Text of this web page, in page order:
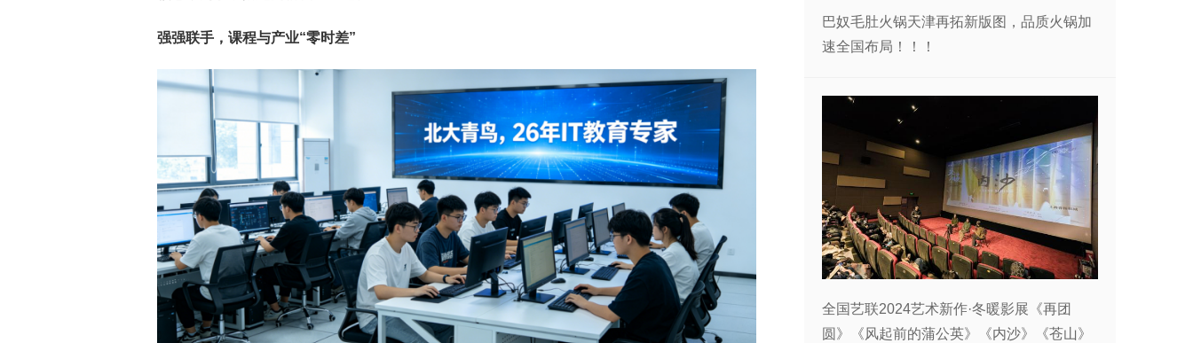
强强联手，课程与产业“零时差”
巴奴毛肚火锅天津再拓新版图，品质火锅加
速全国布局！！！
全国艺联2024艺术新作·冬暖影展《再团
圆》《风起前的蒲公英》《内沙》《苍山》